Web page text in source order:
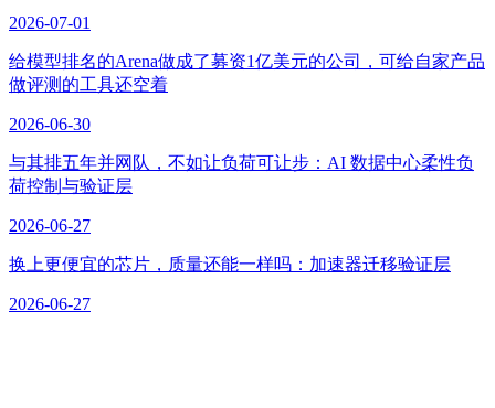
2026-07-01
给模型排名的Arena做成了募资1亿美元的公司，可给自家产品
做评测的工具还空着
2026-06-30
与其排五年并网队，不如让负荷可让步：AI 数据中心柔性负
荷控制与验证层
2026-06-27
换上更便宜的芯片，质量还能一样吗：加速器迁移验证层
2026-06-27